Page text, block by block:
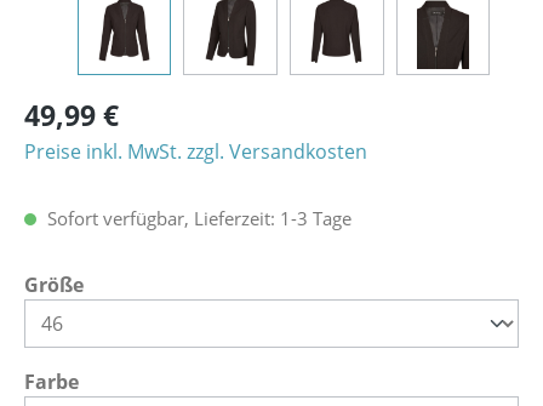
49,99 €
Preise inkl. MwSt. zzgl. Versandkosten
Sofort verfügbar, Lieferzeit: 1-3 Tage
Größeauswählen
Farbeauswählen